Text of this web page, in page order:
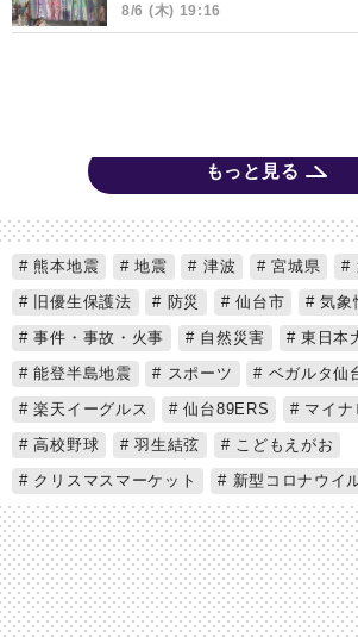
8/6 (木) 19:16
もっと見る
熊本地震 地震 津波 宮城県
旧優生保護法
防災 仙台市 気象
事件・事故・火事
自然災害 東日本
能登半島地震
スポーツ
ベガルタ仙
楽天イーグルス
仙台89ERS
マイナ
高校野球
羽生結弦
こどもえがお
クリスマスマーケット
新型コロナウイ